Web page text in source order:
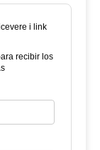
i link
recibir los